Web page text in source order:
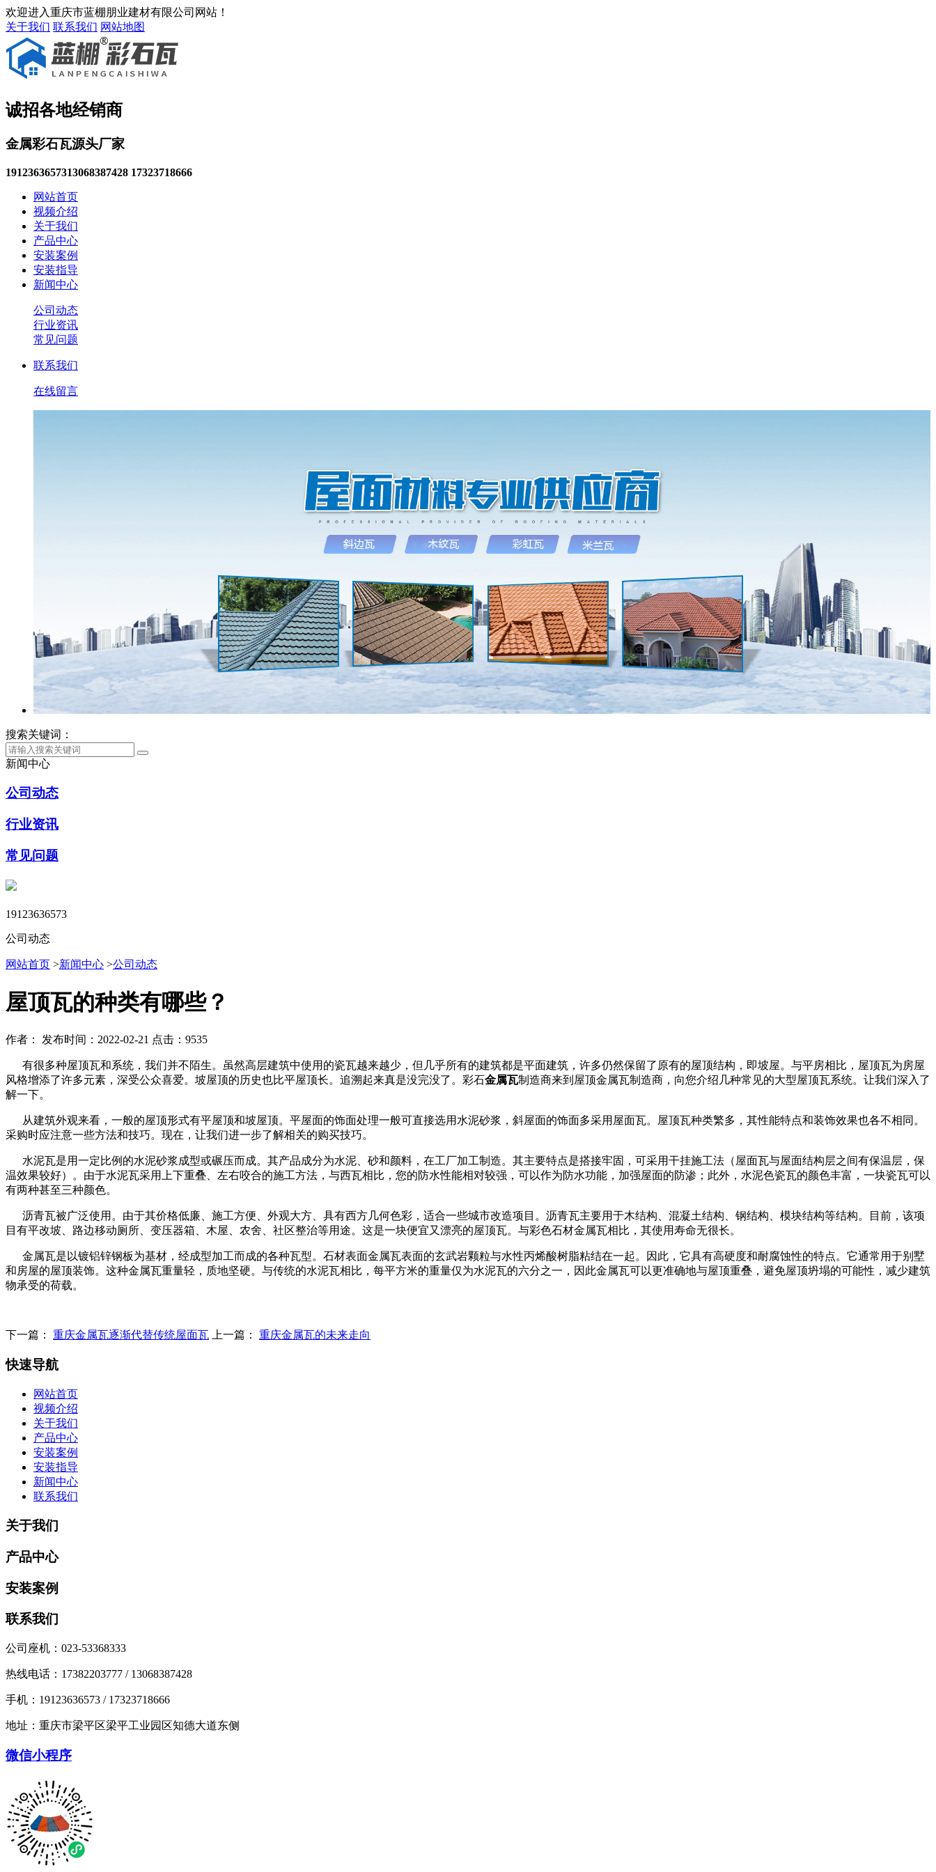
欢迎进入重庆市蓝棚朋业建材有限公司网站！
关于我们 联系我们 网站地图
诚招各地经销商
金属彩石瓦源头厂家
1912363657313068387428 17323718666
网站首页
视频介绍
关于我们
产品中心
安装案例
安装指导
新闻中心
公司动态
行业资讯
常见问题
联系我们
在线留言
搜索关键词：
新闻中心
公司动态
行业资讯
常见问题
19123636573
公司动态
网站首页 >新闻中心 >公司动态
屋顶瓦的种类有哪些？
作者： 发布时间：2022-02-21 点击：9535
有很多种屋顶瓦和系统，我们并不陌生。虽然高层建筑中使用的瓷瓦越来越少，但几乎所有的建筑都是平面建筑，许多仍然保留了原有的屋顶结构，即坡屋。与平房相比，屋顶瓦为房屋
风格增添了许多元素，深受公众喜爱。坡屋顶的历史也比平屋顶长。追溯起来真是没完没了。彩石金属瓦制造商来到屋顶金属瓦制造商，向您介绍几种常见的大型屋顶瓦系统。让我们深入了
解一下。
从建筑外观来看，一般的屋顶形式有平屋顶和坡屋顶。平屋面的饰面处理一般可直接选用水泥砂浆，斜屋面的饰面多采用屋面瓦。屋顶瓦种类繁多，其性能特点和装饰效果也各不相同。
采购时应注意一些方法和技巧。现在，让我们进一步了解相关的购买技巧。
水泥瓦是用一定比例的水泥砂浆成型或碾压而成。其产品成分为水泥、砂和颜料，在工厂加工制造。其主要特点是搭接牢固，可采用干挂施工法（屋面瓦与屋面结构层之间有保温层，保
温效果较好）。由于水泥瓦采用上下重叠、左右咬合的施工方法，与西瓦相比，您的防水性能相对较强，可以作为防水功能，加强屋面的防渗；此外，水泥色瓷瓦的颜色丰富，一块瓷瓦可以
有两种甚至三种颜色。
沥青瓦被广泛使用。由于其价格低廉、施工方便、外观大方、具有西方几何色彩，适合一些城市改造项目。沥青瓦主要用于木结构、混凝土结构、钢结构、模块结构等结构。目前，该项
目有平改坡、路边移动厕所、变压器箱、木屋、农舍、社区整治等用途。这是一块便宜又漂亮的屋顶瓦。与彩色石材金属瓦相比，其使用寿命无很长。
金属瓦是以镀铝锌钢板为基材，经成型加工而成的各种瓦型。石材表面金属瓦表面的玄武岩颗粒与水性丙烯酸树脂粘结在一起。因此，它具有高硬度和耐腐蚀性的特点。它通常用于别墅
和房屋的屋顶装饰。这种金属瓦重量轻，质地坚硬。与传统的水泥瓦相比，每平方米的重量仅为水泥瓦的六分之一，因此金属瓦可以更准确地与屋顶重叠，避免屋顶坍塌的可能性，减少建筑
物承受的荷载。
下一篇： 重庆金属瓦逐渐代替传统屋面瓦 上一篇： 重庆金属瓦的未来走向
快速导航
网站首页
视频介绍
关于我们
产品中心
安装案例
安装指导
新闻中心
联系我们
关于我们
产品中心
安装案例
联系我们
公司座机：023-53368333
热线电话：17382203777 / 13068387428
手机：19123636573 / 17323718666
地址：重庆市梁平区梁平工业园区知德大道东侧
微信小程序